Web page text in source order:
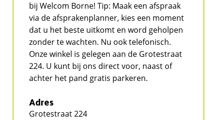
bij Welcom Borne! Tip: Maak een afspraak
via de afsprakenplanner, kies een moment
dat u het beste uitkomt en word geholpen
zonder te wachten. Nu ook telefonisch.
Onze winkel is gelegen aan de Grotestraat
224. U kunt bij ons direct voor, naast of
achter het pand gratis parkeren.
Adres
Grotestraat 224